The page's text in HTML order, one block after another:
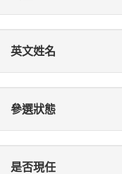
英文姓名
參選狀態
是否現任